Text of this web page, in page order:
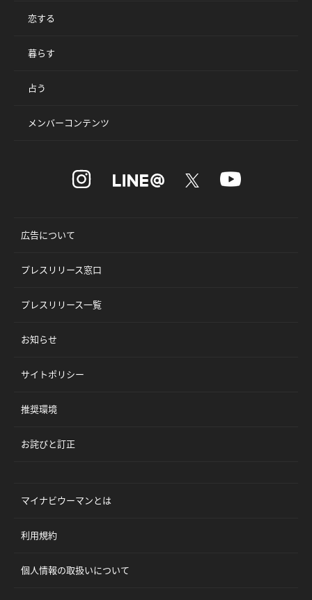
恋する
暮らす
占う
メンバーコンテンツ
広告について
プレスリリース窓口
プレスリリース一覧
お知らせ
サイトポリシー
推奨環境
お詫びと訂正
マイナビウーマンとは
利用規約
個人情報の取扱いについて